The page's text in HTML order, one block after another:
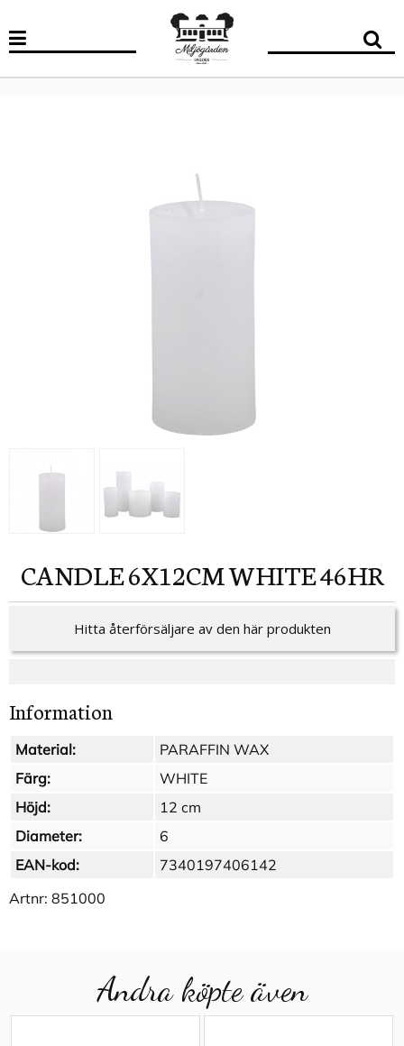
CANDLE 6X12CM WHITE 46HR
Hitta återförsäljare av den här produkten
Information
Material:
PARAFFIN WAX
Färg:
WHITE
Höjd:
12 cm
Diameter:
6
EAN-kod:
7340197406142
Artnr: 851000
Andra köpte även